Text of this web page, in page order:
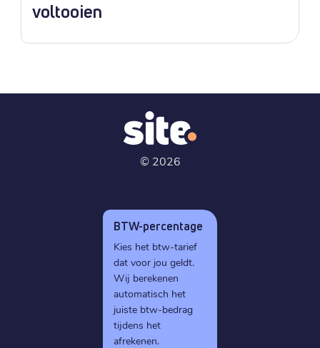
voltooien
© 2026
BTW-percentage
Kies het btw-tarief
dat voor jou geldt.
Wij berekenen
automatisch het
juiste btw-bedrag
tijdens het
afrekenen.